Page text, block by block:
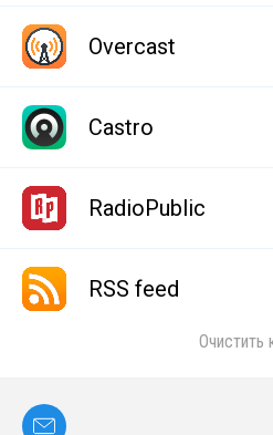
Overcast
Castro
RadioPublic
RSS feed
Очистить